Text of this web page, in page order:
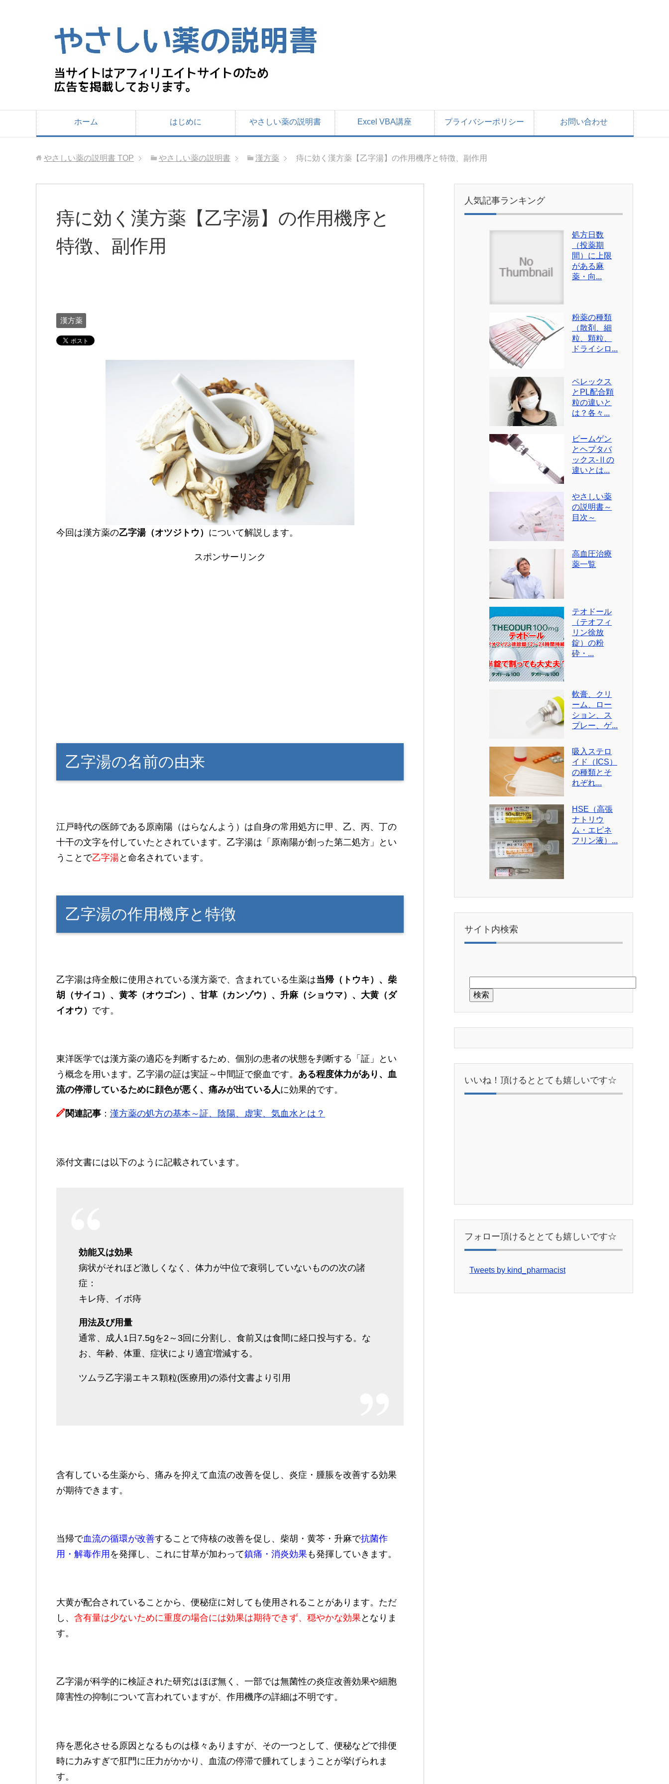
ホーム はじめに やさしい薬の説明書 Excel VBA講座 プライバシーポリシー お問い合わせ
やさしい薬の説明書 TOP やさしい薬の説明書 漢方薬 痔に効く漢方薬【乙字湯】の作用機序と特徴、副作用
痔に効く漢方薬【乙字湯】の作用機序と
特徴、副作用
漢方薬
今回は漢方薬の乙字湯（オツジトウ） について解説します。
スポンサーリンク
乙字湯の名前の由来
江戸時代の医師である原南陽（はらなんよう）は自身の常用処方に甲、乙、丙、丁の
十干の文字を付していたとされています。乙字湯は「原南陽が創った第二処方」とい
うことで乙字湯と命名されています。
乙字湯の作用機序と特徴
乙字湯は痔全般に使用されている漢方薬で、含まれている生薬は当帰（トウキ）、柴
胡（サイコ）、黄芩（オウゴン）、甘草（カンゾウ）、升麻（ショウマ）、大黄（ダ
イオウ） です。
東洋医学では漢方薬の適応を判断するため、個別の患者の状態を判断する「証」とい
う概念を用います。乙字湯の証は実証～中間証で瘀血です。 ある程度体力があり、血
流の停滞しているために顔色が悪く、痛みが出ている人に効果的です。
関連記事 ： 漢方薬の処方の基本～証、陰陽、虚実、気血水とは？
添付文書には以下のように記載されています。
効能又は効果
病状がそれほど激しくなく、体力が中位で衰弱していないものの次の諸
症：
キレ痔、イボ痔
用法及び用量
通常、成人1日7.5gを2～3回に分割し、食前又は食間に経口投与する。な
お、年齢、体重、症状により適宜増減する。
ツムラ乙字湯エキス顆粒(医療用)の添付文書より引用
含有している生薬から、痛みを抑えて血流の改善を促し、炎症・腫脹を改善する効果
が期待できます。
当帰で血流の循環が改善することで痔核の改善を促し、柴胡・黄芩・升麻で抗菌作
用・解毒作用 を発揮し、これに甘草が加わって鎮痛・消炎効果 も発揮していきます。
大黄が配合されていることから、便秘症に対しても使用されることがあります。ただ
し、 含有量は少ないために重度の場合には効果は期待できず、穏やかな効果 となりま
す。
乙字湯が科学的に検証された研究はほぼ無く、一部では無菌性の炎症改善効果や細胞
障害性の抑制について言われていますが、作用機序の詳細は不明です。
痔を悪化させる原因となるものは様々ありますが、その一つとして、便秘などで排便
時に力みすぎで肛門に圧力がかかり、血流の停滞で腫れてしまうことが挙げられま
す。
人気記事ランキング
処方日数
（投薬期
間）に上限
がある麻
薬・向...
粉薬の種類
（散剤、細
粒、顆粒、
ドライシロ...
ペレックス
とPL配合顆
粒の違いと
は？各々...
ビームゲン
とヘプタバ
ックス-Ⅱの
違いとは...
やさしい薬
の説明書～
目次～
高血圧治療
薬一覧
テオドール
（テオフィ
リン徐放
錠）の粉
砕・...
軟膏、クリ
ーム、ロー
ション、ス
プレー、ゲ...
吸入ステロ
イド（ICS）
の種類とそ
れぞれ...
HSE（高張
ナトリウ
ム・エピネ
フリン液）...
サイト内検索
いいね！頂けるととても嬉しいです☆
フォロー頂けるととても嬉しいです☆
Tweets by kind_pharmacist